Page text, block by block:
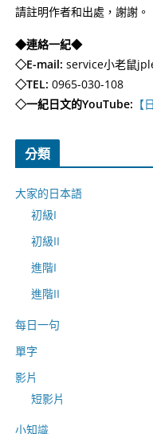
請註明作者和出處，謝謝。
◆連絡一紀◆
◇E-mail: service小老鼠
◇TEL: 0965-030-108
◇一紀日文的YouTube: 【
分類
大家的日本語
初級I
初級II
進階I
進階II
每日一句
單字
影片
短影片
小知識